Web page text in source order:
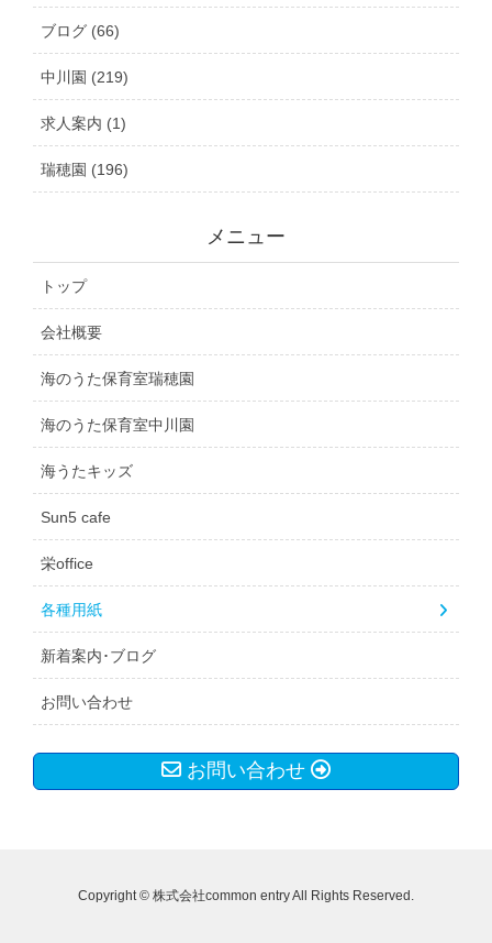
ブログ (66)
中川園 (219)
求人案内 (1)
瑞穂園 (196)
メニュー
トップ
会社概要
海のうた保育室瑞穂園
海のうた保育室中川園
海うたキッズ
Sun5 cafe
栄office
各種用紙
新着案内･ブログ
お問い合わせ
お問い合わせ
Copyright © 株式会社common entry All Rights Reserved.